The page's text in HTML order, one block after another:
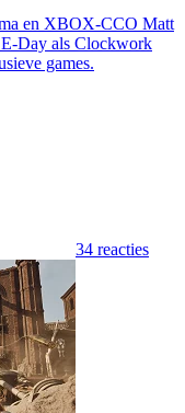
en XBOX-CCO Matt
Day als Clockwork
games.
34 reacties